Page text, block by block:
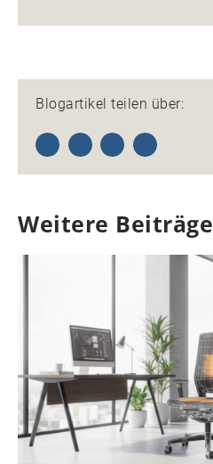
Blogartikel teilen über:
Weitere Beiträge